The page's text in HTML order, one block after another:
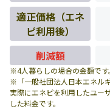
適正価格（エネ
ピ利用後）
削減額
※4人暮らしの場合の金額です
※「一般社団法人日本エネル
実際にエネピを利用したユー
した料金です。